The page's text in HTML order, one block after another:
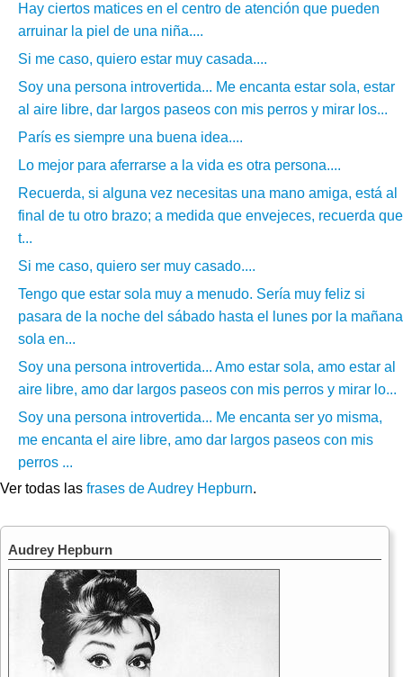
Hay ciertos matices en el centro de atención que pueden
arruinar la piel de una niña....
Si me caso, quiero estar muy casada....
Soy una persona introvertida... Me encanta estar sola, estar
al aire libre, dar largos paseos con mis perros y mirar los...
París es siempre una buena idea....
Lo mejor para aferrarse a la vida es otra persona....
Recuerda, si alguna vez necesitas una mano amiga, está al
final de tu otro brazo; a medida que envejeces, recuerda que
t...
Si me caso, quiero ser muy casado....
Tengo que estar sola muy a menudo. Sería muy feliz si
pasara de la noche del sábado hasta el lunes por la mañana
sola en...
Soy una persona introvertida... Amo estar sola, amo estar al
aire libre, amo dar largos paseos con mis perros y mirar lo...
Soy una persona introvertida... Me encanta ser yo misma,
me encanta el aire libre, amo dar largos paseos con mis
perros ...
Ver todas las frases de Audrey Hepburn.
Audrey Hepburn